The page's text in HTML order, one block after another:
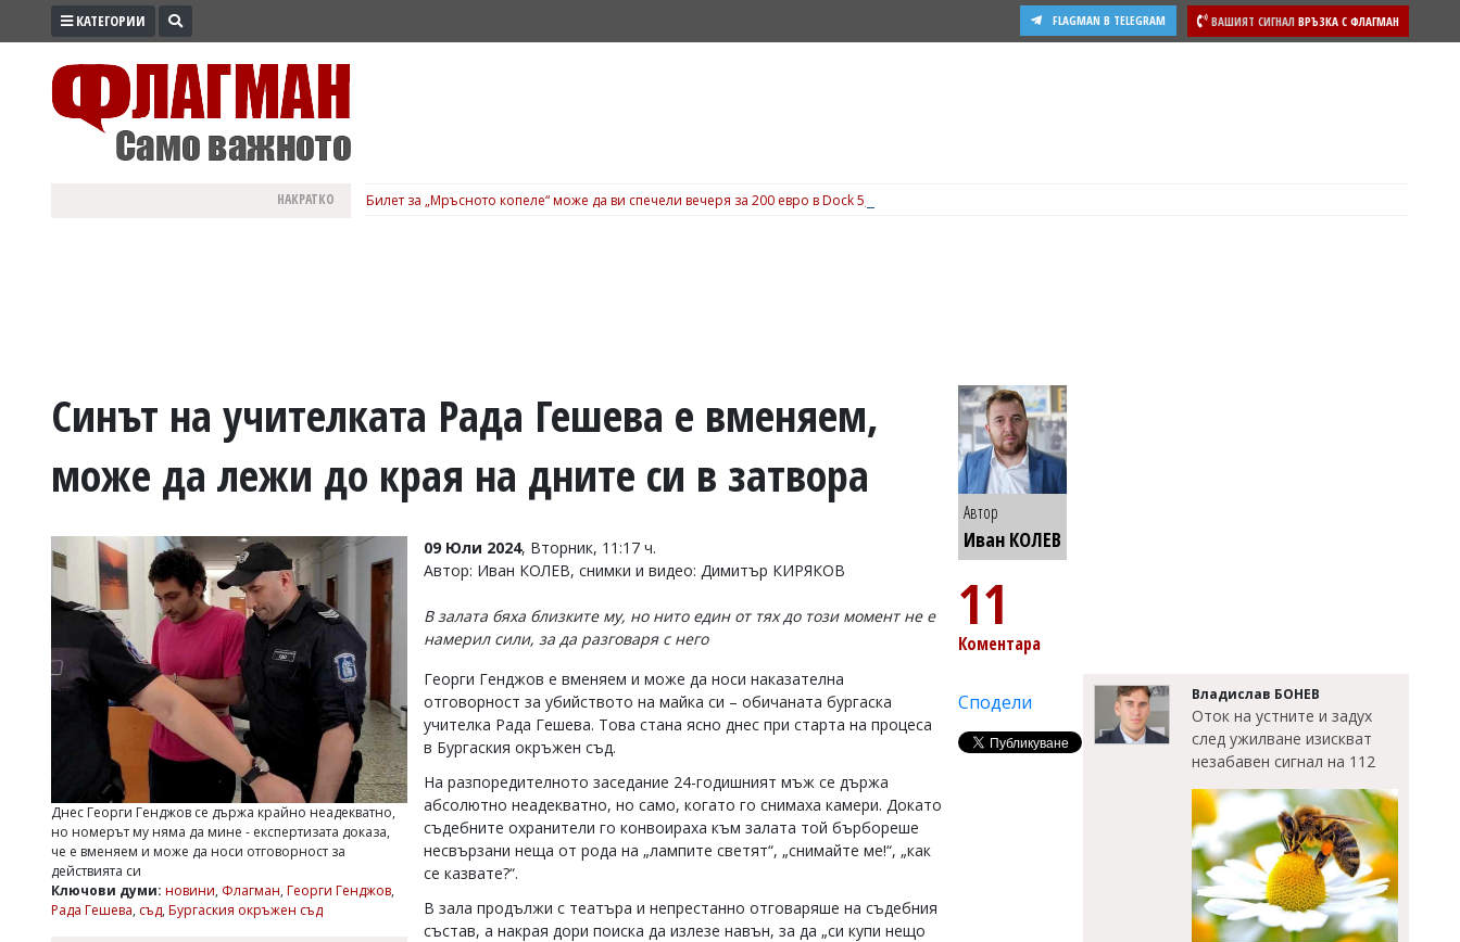
ПРОМО
ВОЙНАТА
УКРАЙНА
РАЗСЛЕДВАНЕ
БИЗНЕС
Управители:
v.vasilev@flagman.bg
Касабова,
k.kassabova@flagman.bg
Главен
редактор:
Колев,
КАТЕГОРИИ ВАШИЯТ СИГНАЛ ВРЪЗКА С ФЛАГМАН
FLAGMAN В TELEGRAM
НАКРАТКО Билет за „Мръсното копеле“ може да ви спечели вечеря за 200 евро в Dock 5, вижте подробности
Синът на учителката Рада Гешева е вменяем,
може да лежи до края на дните си в затвора
Днес Георги Генджов се държа крайно неадекватно,
но номерът му няма да мине - експертизата доказа,
че е вменяем и може да носи отговорност за
действията си
Ключови думи: новини, Флагман, Георги Генджов,
Рада Гешева, съд, Бургаския окръжен съд
09 Юли 2024, Вторник, 11:17 ч.
Автор: Иван КОЛЕВ, снимки и видео: Димитър КИРЯКОВ
В залата бяха близките му, но нито един от тях до този момент не е
намерил сили, за да разговаря с него
Георги Генджов е вменяем и може да носи наказателна
отговорност за убийството на майка си – обичаната бургаска
учителка Рада Гешева. Това стана ясно днес при старта на процеса
в Бургаския окръжен съд.
На разпоредителното заседание 24-годишният мъж се държа
абсолютно неадекватно, но само, когато го снимаха камери. Докато
съдебните охранители го конвоираха към залата той бърбореше
несвързани неща от рода на „лампите светят“, „снимайте ме!“, „как
се казвате?“.
В зала продължи с театъра и непрестанно отговаряше на съдебния
състав, а накрая дори поиска да излезе навън, за да „си купи нещо
Автор
Иван КОЛЕВ
11
Коментара
Сподели Владислав БОНЕВ
Оток на устните и задух
след ужилване изискват
незабавен сигнал на 112